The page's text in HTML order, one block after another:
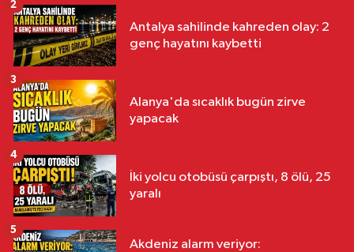
Antalya sahilinde kahreden olay: 2
genç hayatını kaybetti
2
Alanya'da sıcaklık bugün zirve
yapacak
3
İki yolcu otobüsü çarpıştı, 8 ölü, 25
yaralı
4
Akdeniz alarm veriyor:
5